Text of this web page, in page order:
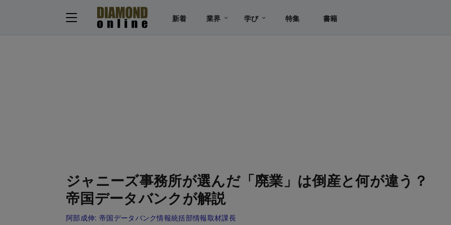
新着 業界 学び 特集 書籍
ジャニーズ事務所が選んだ「廃業」は倒産と何が違う？
帝国データバンクが解説
阿部成伸: 帝国データバンク情報統括部情報取材課長